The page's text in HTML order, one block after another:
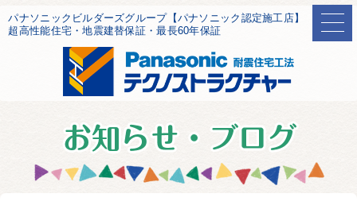
パナソニックビルダーズグループ【パナソニック認定施工店】
超高性能住宅・地震建替保証・最長60年保証